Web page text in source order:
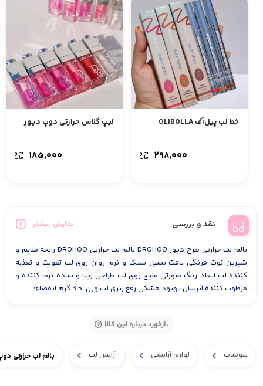
خط لب پیل‌آف OLIBOLLA
۲۹۸,۰۰۰
لیپ گلاس حرارتی دوپ دیور
۱۸۵,۰۰۰
نقد و بررسی نمایش بیشتر
بالم لب حرارتی طرح دیور DROHOO بالم لب حرارتی DROHOO رایحه ملایم و
شیرین توت فرنگی بافت بسیار سبک و نرم روان روی لب تقویت و تغذیه
کننده لب ایجاد رنگ صورتی ملیح روی لب طراحی زیبا و ساده نرم کننده و
مرطوب کننده آبرسان بهبود خشکی رفع زبری لب وزن: 3.5 گرم انقضاء:...
بازخورد درباره این کالا
بلوشاپ لوازم آرایشی آرایش لب بالم لب حرارتی